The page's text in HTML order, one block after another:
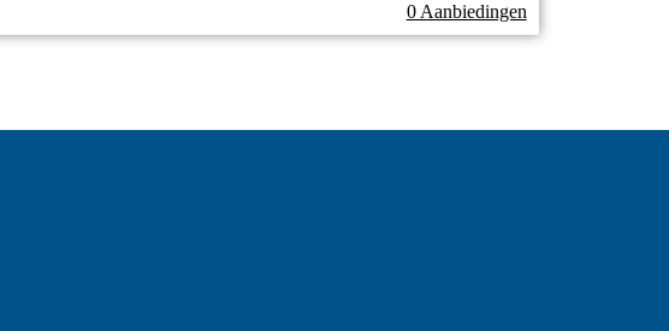
0 Aanbiedingen